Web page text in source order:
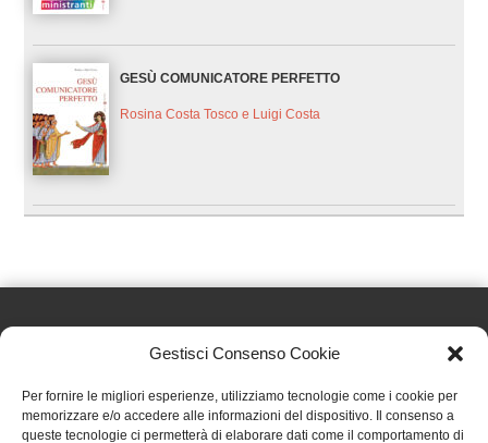
Gestisci Consenso Cookie
Per fornire le migliori esperienze, utilizziamo tecnologie come i cookie per
memorizzare e/o accedere alle informazioni del dispositivo. Il consenso a
queste tecnologie ci permetterà di elaborare dati come il comportamento di
GESÙ COMUNICATORE PERFETTO
Rosina Costa Tosco e Luigi Costa
Effatà Editrice di Pellegrino Paolo SAS
C.F. e P.IVA 09655250018